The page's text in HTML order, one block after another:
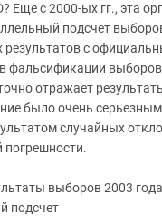
Еще с 2000-ых гг., эта
подсчет
результатов с
фальсификации выборов,
отражает
было очень
случайных
погрешности.
выборов 2003
подсчет